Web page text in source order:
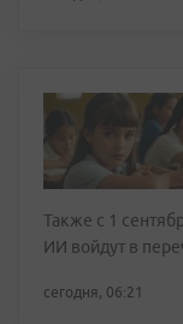
Также с 1
ИИ войдут в
сегодня, 06:21